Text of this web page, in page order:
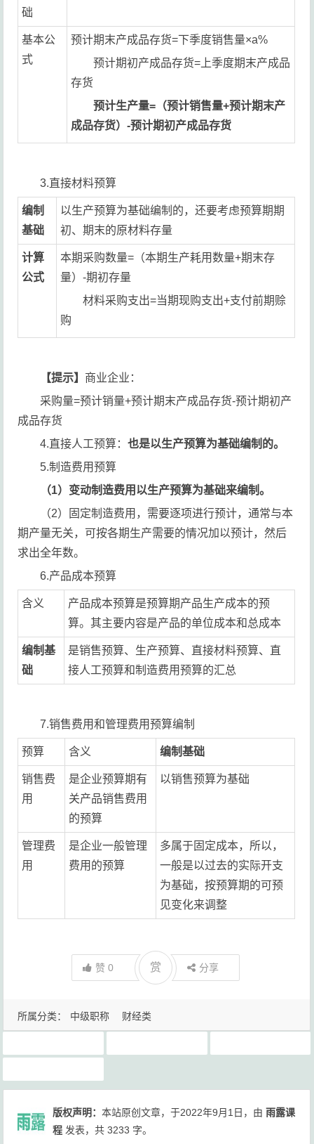
础
基本公
式
预计期末产成品存货=下季度销售量×a%
预计期初产成品存货=上季度期末产成品
存货
预计生产量=（预计销售量+预计期末产
成品存货）-预计期初产成品存货
3.直接材料预算
编制
基础
以生产预算为基础编制的，还要考虑预算期期
初、期末的原材料存量
计算
公式
本期采购数量=（本期生产耗用数量+期末存
量）-期初存量
材料采购支出=当期现购支出+支付前期赊
购
【提示】 商业企业：
采购量=预计销量+预计期末产成品存货-预计期初产
成品存货
4.直接人工预算：也是以生产预算为基础编制的。
5.制造费用预算
（1）变动制造费用以生产预算为基础来编制。
（2）固定制造费用，需要逐项进行预计，通常与本
期产量无关，可按各期生产需要的情况加以预计，然后
求出全年数。
6.产品成本预算
含义
产品成本预算是预算期产品生产成本的预
算。其主要内容是产品的单位成本和总成本
编制基
础
是销售预算、生产预算、直接材料预算、直
接人工预算和制造费用预算的汇总
7.销售费用和管理费用预算编制
预算 含义 编制基础
销售费
用
是企业预算期有
关产品销售费用
的预算
以销售预算为基础
管理费
用
是企业一般管理
费用的预算
多属于固定成本，所以，
一般是以过去的实际开支
为基础，按预算期的可预
见变化来调整
赞0 赏 分享
所属分类： 中级职称 财经类
版权声明：本站原创文章，于2022年9月1日，由雨露课
程 发表，共 3233 字。